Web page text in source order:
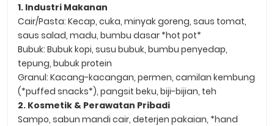
1. Industri Makanan
Cair/Pasta: Kecap, cuka, minyak goreng, saus tomat,
saus salad, madu, bumbu dasar *hot pot*
Bubuk: Bubuk kopi, susu bubuk, bumbu penyedap,
tepung, bubuk protein
Granul: Kacang-kacangan, permen, camilan kembung
(*puffed snacks*), pangsit beku, biji-bijian, teh
2. Kosmetik & Perawatan Pribadi
Sampo, sabun mandi cair, deterjen pakaian, *hand